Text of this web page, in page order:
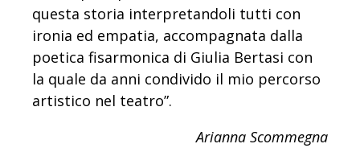
questa storia interpretandoli tutti con
ironia ed empatia, accompagnata dalla
poetica fisarmonica di Giulia Bertasi con
la quale da anni condivido il mio percorso
artistico nel teatro”.
Arianna Scommegna